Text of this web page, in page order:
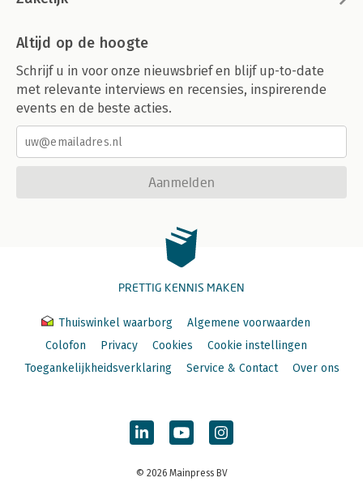
Altijd op de hoogte
Schrijf u in voor onze nieuwsbrief en blijf up-to-date
met relevante interviews en recensies, inspirerende
events en de beste acties.
Aanmelden
PRETTIG KENNIS MAKEN
Thuiswinkel waarborg
Algemene voorwaarden
Colofon
Privacy Cookies
Cookie instellingen
Toegankelijkheidsverklaring
Service & Contact Over ons
© 2026 Mainpress BV